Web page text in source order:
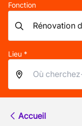
Fonction
Lieu *
Accueil